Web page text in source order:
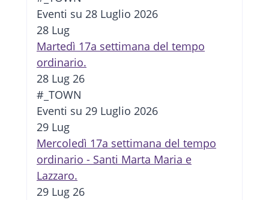
Eventi su 28 Luglio 2026
28 Lug
Martedì 17a settimana del tempo
ordinario.
28 Lug 26
#_TOWN
Eventi su 29 Luglio 2026
29 Lug
Mercoledì 17a settimana del tempo
ordinario - Santi Marta Maria e
Lazzaro.
29 Lug 26